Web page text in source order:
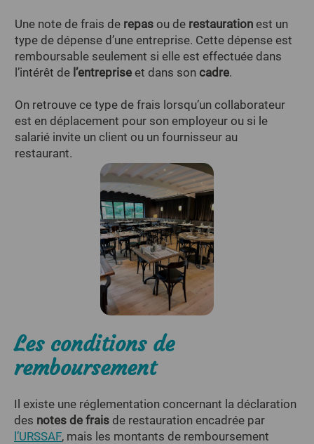
Une note de frais de repas ou de restauration est un
type de dépense d’une entreprise. Cette dépense est
remboursable seulement si elle est effectuée dans
l’intérêt de l’entreprise et dans son cadre.
On retrouve ce type de frais lorsqu’un collaborateur
est en déplacement pour son employeur ou si le
salarié invite un client ou un fournisseur au
restaurant.
Les conditions de
remboursement
Il existe une réglementation concernant la déclaration
des notes de frais de restauration encadrée par
l’URSSAF, mais les montants de remboursement